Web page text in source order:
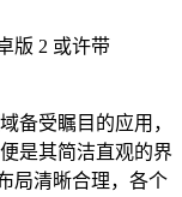
版 2 或许带
备受瞩目的应用，
是其简洁直观的界
局清晰合理，各个